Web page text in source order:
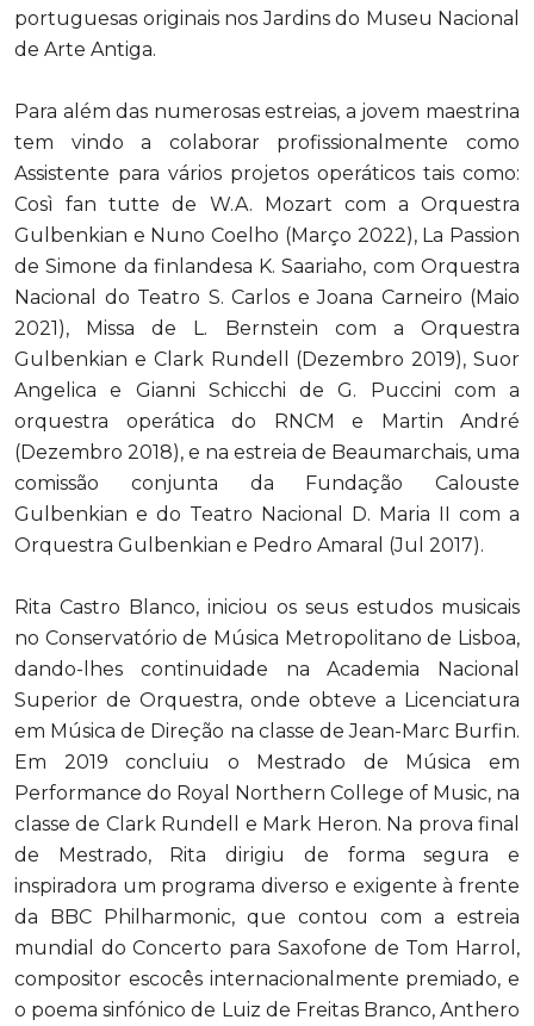
portuguesas originais nos Jardins do Museu Nacional
de Arte Antiga.
Para além das numerosas estreias, a jovem maestrina
tem vindo a colaborar profissionalmente como
Assistente para vários projetos operáticos tais como:
Così fan tutte de W.A. Mozart com a Orquestra
Gulbenkian e Nuno Coelho (Março 2022), La Passion
de Simone da finlandesa K. Saariaho, com Orquestra
Nacional do Teatro S. Carlos e Joana Carneiro (Maio
2021), Missa de L. Bernstein com a Orquestra
Gulbenkian e Clark Rundell (Dezembro 2019), Suor
Angelica e Gianni Schicchi de G. Puccini com a
orquestra operática do RNCM e Martin André
(Dezembro 2018), e na estreia de Beaumarchais, uma
comissão conjunta da Fundação Calouste
Gulbenkian e do Teatro Nacional D. Maria II com a
Orquestra Gulbenkian e Pedro Amaral (Jul 2017).
Rita Castro Blanco, iniciou os seus estudos musicais
no Conservatório de Música Metropolitano de Lisboa,
dando-lhes continuidade na Academia Nacional
Superior de Orquestra, onde obteve a Licenciatura
em Música de Direção na classe de Jean-Marc Burfin.
Em 2019 concluiu o Mestrado de Música em
Performance do Royal Northern College of Music, na
classe de Clark Rundell e Mark Heron. Na prova final
de Mestrado, Rita dirigiu de forma segura e
inspiradora um programa diverso e exigente à frente
da BBC Philharmonic, que contou com a estreia
mundial do Concerto para Saxofone de Tom Harrol,
compositor escocês internacionalmente premiado, e
o poema sinfónico de Luiz de Freitas Branco, Anthero